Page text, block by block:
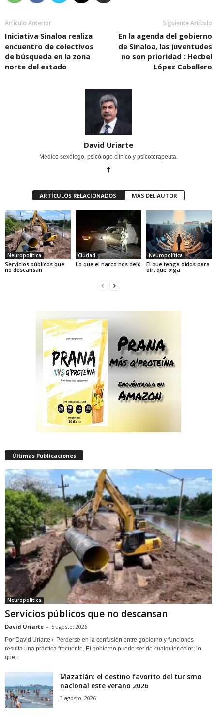
Artículo Anterior
Iniciativa Sinaloa realiza
encuentro de colectivos
de búsqueda en la zona
norte del estado
Siguiente Artículo
En la agenda del gobierno
de Sinaloa, las juventudes
no son prioridad : Hecbel
López Caballero
David Uriarte
Médico sexólogo, psicólogo clínico y psicoterapeuta.
ARTÍCULOS RELACIONADOS MÁS DEL AUTOR
Neuropolítica
Servicios públicos que
no descansan
Ciudad
Lo que el narco nos dejó
Neuropolítica
El que tenga oídos para
oír, que oiga
Últimas Publicaciones
Neuropolítica
Servicios públicos que no descansan
David Uriarte - 5 agosto, 2026
Por David Uriarte / Perderse en la confusión entre gobierno y funciones
resulta una práctica frecuente. El gobierno puede ser de cualquier color; lo
que...
Mazatlán: el destino favorito del turismo
nacional este verano 2026
3 agosto, 2026